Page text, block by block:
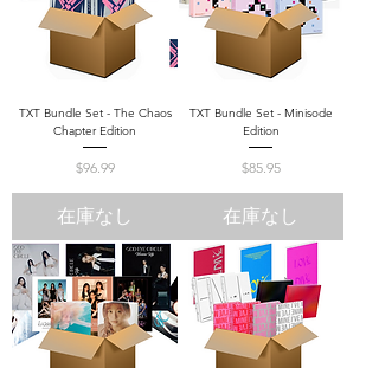
TXT Bundle Set - The Chaos
Chapter Edition
価格
$96.99
在庫なし
TXT Bundle Set - Minisode
Edition
価格
$85.95
在庫なし